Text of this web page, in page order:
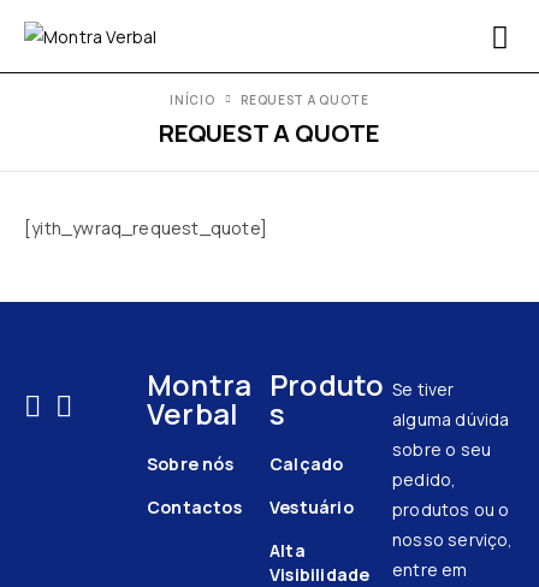
REQUEST A QUOTE
INÍCIO REQUEST A QUOTE
[yith_ywraq_request_quote]
Montra
Verbal
Sobre nós
Contactos
Produto
s
Calçado
Vestuário
Alta
Visibilidade
Se tiver
alguma dúvida
sobre o seu
pedido,
produtos ou o
nosso serviço,
entre em